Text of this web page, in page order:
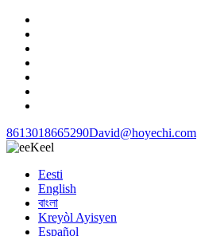
8613018665290David@hoyechi.com
Keel
Eesti
English
বাংলা
Kreyòl Ayisyen
Español